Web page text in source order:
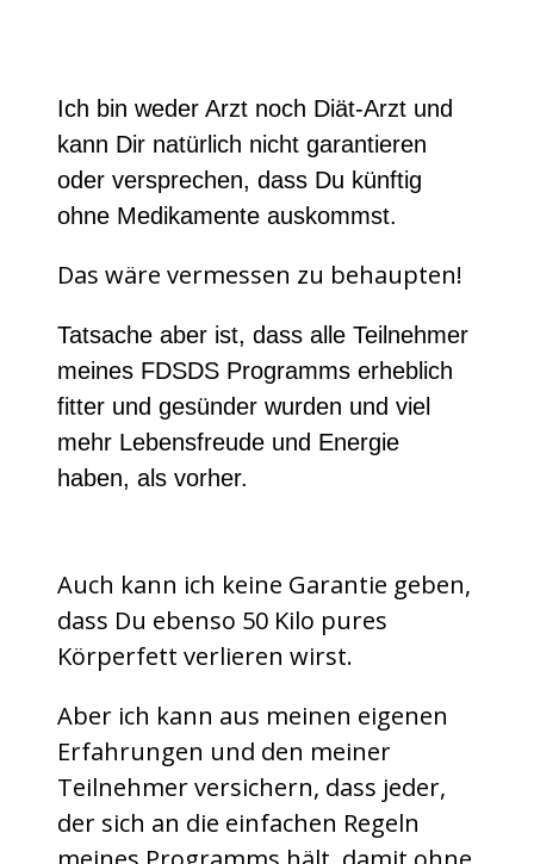
Ich bin weder Arzt noch Diät-Arzt und
kann Dir natürlich nicht garantieren
oder versprechen, dass Du künftig
ohne Medikamente auskommst.
Das wäre vermessen zu behaupten!
Tatsache aber ist, dass alle Teilnehmer
meines FDSDS Programms erheblich
fitter und gesünder wurden und viel
mehr Lebensfreude und Energie
haben, als vorher.
Auch kann ich keine Garantie geben,
dass Du ebenso 50 Kilo pures
Körperfett verlieren wirst.
Aber ich kann aus meinen eigenen
Erfahrungen und den meiner
Teilnehmer versichern, dass jeder,
der sich an die einfachen Regeln